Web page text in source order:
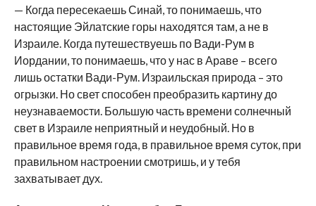
— Когда пересекаешь Синай, то понимаешь, что
настоящие Эйлатские горы находятся там, а не в
Израиле. Когда путешествуешь по Вади-Рум в
Иордании, то понимаешь, что у нас в Араве – всего
лишь остатки Вади-Рум. Израильская природа – это
огрызки. Но свет способен преобразить картину до
неузнаваемости. Большую часть времени солнечный
свет в Израиле неприятный и неудобный. Но в
правильное время года, в правильное время суток, при
правильном настроении смотришь, и у тебя
захватывает дух.